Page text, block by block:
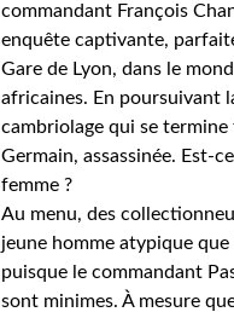
commandant François
enquête captivante,
Gare de Lyon, dans le
africaines. En poursuivant
cambriolage qui se
Germain, assassinée. Est-
femme ?
Au menu, des
jeune homme atypique
puisque le commandant
sont minimes. À mesure